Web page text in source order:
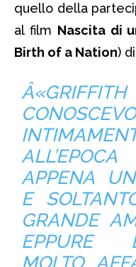
quello della
al film Nascita di
Birth of a Nation) di
APPENA
E
GRANDE
EPPURE